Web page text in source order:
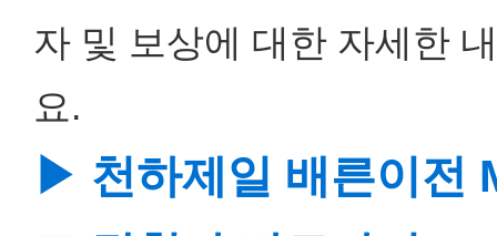
자 및 보상에 대한 자세한
요.
▶ 천하제일 배른이전